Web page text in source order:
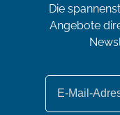
Die
Angebote